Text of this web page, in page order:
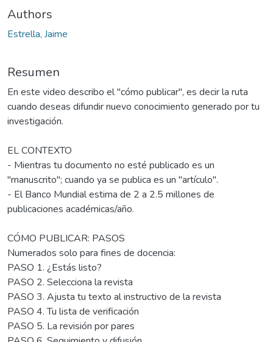
Authors
Estrella, Jaime
Resumen
En este video describo el "cómo publicar", es decir la ruta
cuando deseas difundir nuevo conocimiento generado por tu
investigación.
EL CONTEXTO
- Mientras tu documento no esté publicado es un
"manuscrito"; cuando ya se publica es un "artículo".
- El Banco Mundial estima de 2 a 2.5 millones de
publicaciones académicas/año.
CÓMO PUBLICAR: PASOS
Numerados solo para fines de docencia:
PASO 1. ¿Estás listo?
PASO 2. Selecciona la revista
PASO 3. Ajusta tu texto al instructivo de la revista
PASO 4. Tu lista de verificación
PASO 5. La revisión por pares